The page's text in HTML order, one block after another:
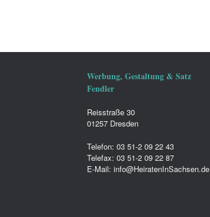
Werbung, Gestaltung & Satz
Fendler
Reisstraße 30
01257 Dresden
Telefon: 03 51-2 09 22 43
Telefax: 03 51-2 09 22 87
E-Mail: info@HeiratenInSachsen.de